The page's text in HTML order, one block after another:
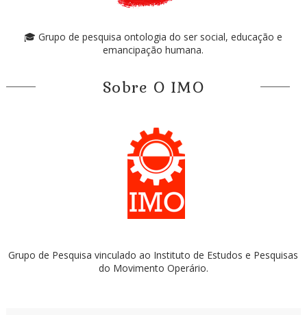
🎓 Grupo de pesquisa ontologia do ser social, educação e
emancipação humana.
Sobre O IMO
Grupo de Pesquisa vinculado ao Instituto de Estudos e Pesquisas
do Movimento Operário.